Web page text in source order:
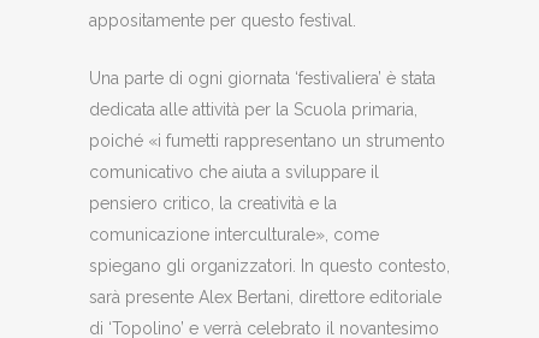
appositamente per questo festival.
Una parte di ogni giornata ‘festivaliera’ è stata
dedicata alle attività per la Scuola primaria,
poiché «i fumetti rappresentano un strumento
comunicativo che aiuta a sviluppare il
pensiero critico, la creatività e la
comunicazione interculturale», come
spiegano gli organizzatori. In questo contesto,
sarà presente Alex Bertani, direttore editoriale
di ‘Topolino’ e verrà celebrato il novantesimo